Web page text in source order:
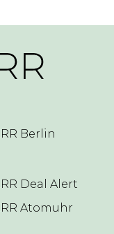
Berlin
Deal Alert
Atomuhr